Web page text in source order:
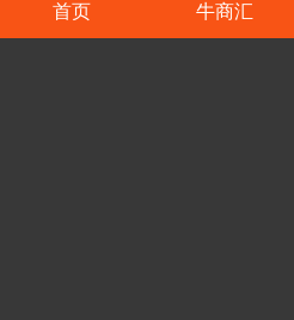
首页 牛商汇